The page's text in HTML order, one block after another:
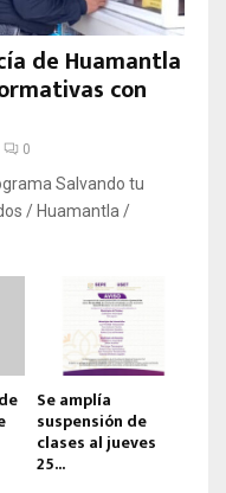
de Huamantla
con
0
Salvando tu
/ Huamantla /
Se amplía
suspensión de
clases al jueves
25...